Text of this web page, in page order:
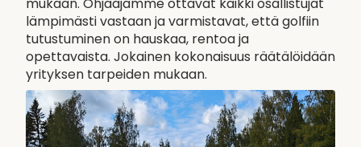
lämpimästi vastaan ja varmistavat, että golfiin
tutustuminen on hauskaa, rentoa ja
opettavaista. Jokainen kokonaisuus räätälöidään
yrityksen tarpeiden mukaan.